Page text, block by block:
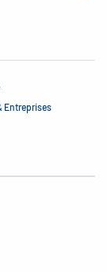
Entreprises